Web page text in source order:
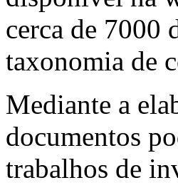
cerca de 7000
taxonomia de
Mediante a
documentos
trabalhos de